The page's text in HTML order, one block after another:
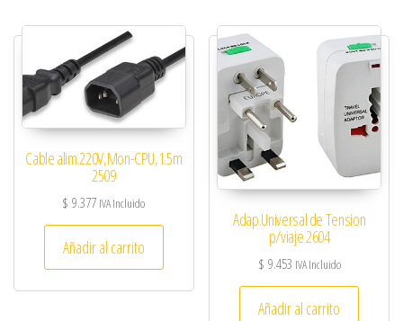
Cable alim.220V,Mon-CPU,1.5m
2509
$ 9.377 IVA Incluido
Añadir al carrito
Adap.Universal de Tension
p/viaje 2604
$ 9.453 IVA Incluido
Añadir al carrito